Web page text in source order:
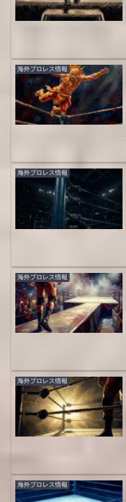
海外プロレス情報
海外プロレス情報
海外プロレス情報
海外プロレス情報
海外プロレス情報